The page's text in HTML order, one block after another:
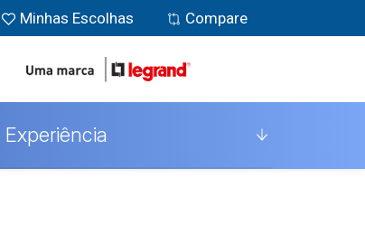
Minhas Escolhas Compare